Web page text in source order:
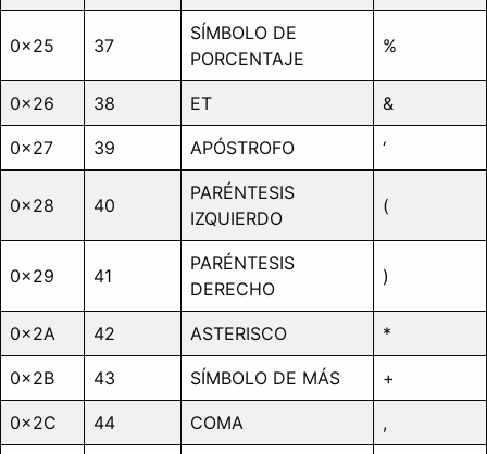
0x25 37
SÍMBOLO DE
PORCENTAJE
%
0x26 38 ET &
0x27 39 APÓSTROFO ‘
0x28 40
PARÉNTESIS
IZQUIERDO
(
0x29 41
PARÉNTESIS
DERECHO
)
0x2A 42 ASTERISCO *
0x2B 43 SÍMBOLO DE MÁS +
0x2C 44 COMA ,